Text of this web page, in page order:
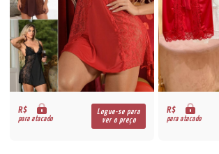
R$
para atacado
Logue-se para
ver o preço
R$
para atacado